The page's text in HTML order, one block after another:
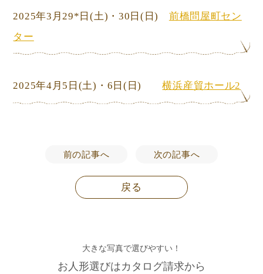
2025年3月29*日(土) ・30日(日) 前橋問屋町セン
ター
2025年4月5日 (土) ・6日 (日)横浜産貿ホール2
前の記事へ 次の記事へ
戻る
大きな写真で選びやすい！
お人形選びはカタログ請求から